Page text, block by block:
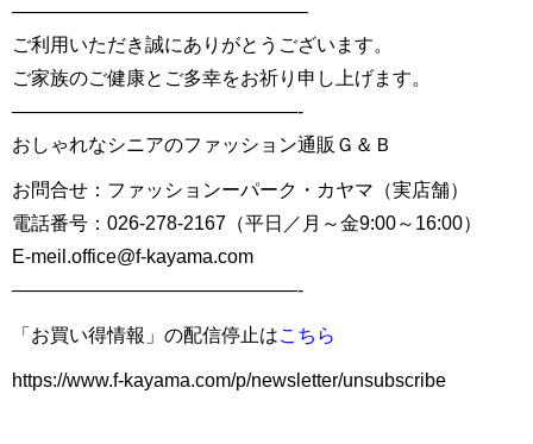
———————————————–
ご利用いただき誠にありがとうございます。
ご家族のご健康とご多幸をお祈り申し上げます。
———————————————-
おしゃれなシニアのファッション通販Ｇ＆Ｂ
お問合せ：ファッションーパーク・カヤマ（実店舗）
電話番号：026-278-2167（平日／月～金9:00～16:00）
E-meil.office@f-kayama.com
———————————————-
「お買い得情報」の配信停止はこちら
https://www.f-kayama.com/p/newsletter/unsubscribe